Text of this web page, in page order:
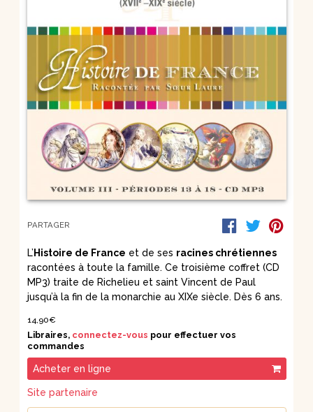
PARTAGER
L’ Histoire de France et de ses racines chrétiennes
racontées à toute la famille. Ce troisième coffret (CD
MP3) traite de Richelieu et saint Vincent de Paul
jusqu’à la fin de la monarchie au XIXe siècle. Dès 6 ans.
14,90€
Libraires, connectez-vous pour effectuer vos
commandes
Acheter en ligne
Site partenaire